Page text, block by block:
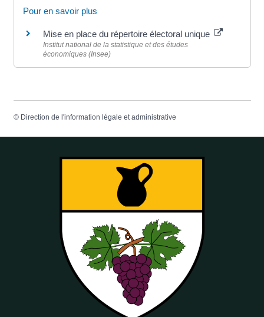
Pour en savoir plus
Mise en place du répertoire électoral unique
Institut national de la statistique et des études
économiques (Insee)
© Direction de l'information légale et administrative